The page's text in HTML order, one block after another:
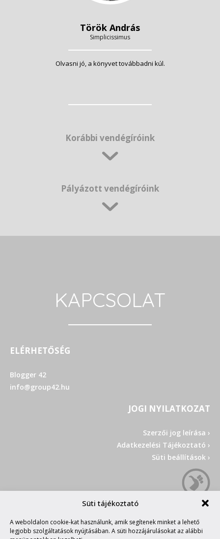
Süti tájékoztató
A weboldalon cookie-kat használunk, amik segítenek minket a lehető
legjobb szolgáltatások nyújtásában. A süti hozzájárulásokat az alábbi
Török András
Simplicissimus
Olvasni jó, a könyvet továbbadni kúl.
Korábbi vendégíróink
Pályázott vendégíróink
KAPCSOLAT
ELÉRHETŐSÉG
Blogger 42
info@group42.hu
JOGI NYILATKOZAT
Szerzői jog leírása ›
Adatkezelési Tájékoztató ›
Süti beállítások ›